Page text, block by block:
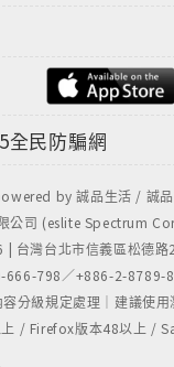
全民防騙網
by 誠品生活 / 誠
公司 (eslite Spectrum
台灣台北市信義區松德路
666-798／+886-2-8789-
分級規定處理｜建議使
/ Firefox版本48以上 /